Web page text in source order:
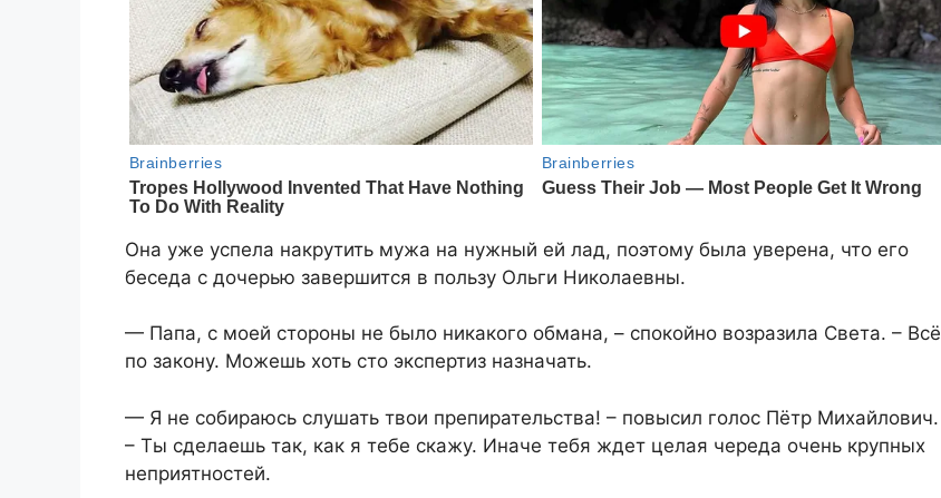
Она уже успела накрутить мужа на нужный ей лад, поэтому была уверена, что его
беседа с дочерью завершится в пользу Ольги Николаевны.
— Папа, с моей стороны не было никакого обмана, – спокойно возразила Света. – Всё
по закону. Можешь хоть сто экспертиз назначать.
— Я не собираюсь слушать твои препирательства! – повысил голос Пётр Михайлович.
– Ты сделаешь так, как я тебе скажу. Иначе тебя ждет целая череда очень крупных
неприятностей.